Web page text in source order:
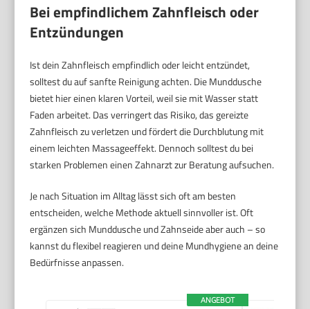
Bei empfindlichem Zahnfleisch oder
Entzündungen
Ist dein Zahnfleisch empfindlich oder leicht entzündet,
solltest du auf sanfte Reinigung achten. Die Munddusche
bietet hier einen klaren Vorteil, weil sie mit Wasser statt
Faden arbeitet. Das verringert das Risiko, das gereizte
Zahnfleisch zu verletzen und fördert die Durchblutung mit
einem leichten Massageeffekt. Dennoch solltest du bei
starken Problemen einen Zahnarzt zur Beratung aufsuchen.
Je nach Situation im Alltag lässt sich oft am besten
entscheiden, welche Methode aktuell sinnvoller ist. Oft
ergänzen sich Munddusche und Zahnseide aber auch – so
kannst du flexibel reagieren und deine Mundhygiene an deine
Bedürfnisse anpassen.
ANGEBOT